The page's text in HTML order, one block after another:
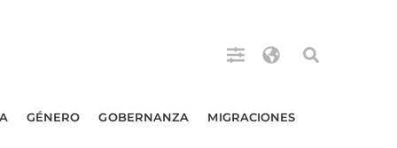
GÉNERO GOBERNANZA MIGRACIONES